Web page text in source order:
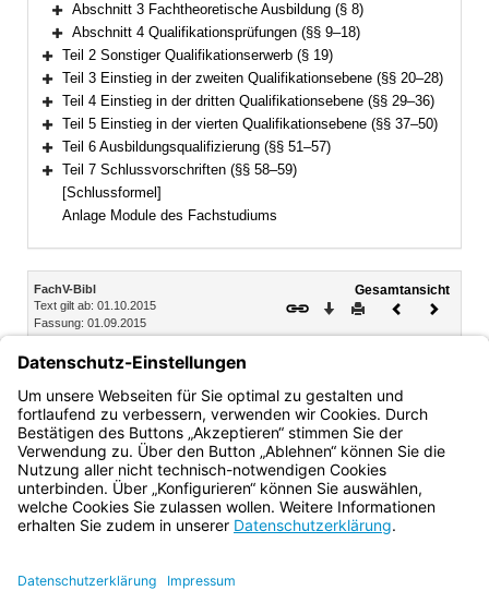
Bereich erweitern
Abschnitt 3 Fachtheoretische Ausbildung (§ 8)
Bereich erweitern
Abschnitt 4 Qualifikationsprüfungen (§§ 9–18)
Bereich erweitern
Teil 2 Sonstiger Qualifikationserwerb (§ 19)
Bereich erweitern
Teil 3 Einstieg in der zweiten Qualifikationsebene (§§ 20–28)
Bereich erweitern
Teil 4 Einstieg in der dritten Qualifikationsebene (§§ 29–36)
Bereich erweitern
Teil 5 Einstieg in der vierten Qualifikationsebene (§§ 37–50)
Bereich erweitern
Teil 6 Ausbildungsqualifizierung (§§ 51–57)
Bereich erweitern
Teil 7 Schlussvorschriften (§§ 58–59)
[Schlussformel]
Anlage Module des Fachstudiums
Inhalt
FachV-Bibl
Text gilt ab: 01.10.2015
Fassung: 01.09.2015
Gesamtansicht
Download
DruckenVorheriges
Abschnitt 2 Berufspraktische Ausbildung und
Praxismodule
§ 7 Ausbildungsbibliotheken
Bayern.de
BayernPortal
Impressum